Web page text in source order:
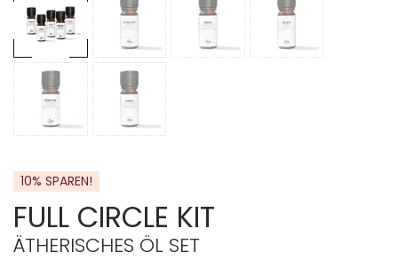
10% SPAREN!
FULL CIRCLE KIT
ÄTHERISCHES ÖL SET